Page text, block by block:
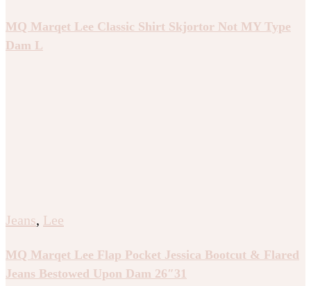
MQ Marqet Lee Classic Shirt Skjortor Not MY Type
Dam L
Jeans, Lee
MQ Marqet Lee Flap Pocket Jessica Bootcut & Flared
Jeans Bestowed Upon Dam 26″31